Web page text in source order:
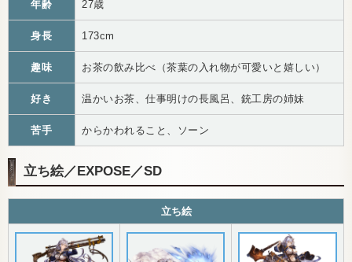
年齢 27歳
身長 173cm
趣味 お茶の飲み比べ（茶葉の入れ物が可愛いと嬉しい）
好き 温かいお茶、仕事明けの長風呂、銃工房の姉妹
苦手 からかわれること、ソーン
立ち絵／EXPOSE／SD
立ち絵